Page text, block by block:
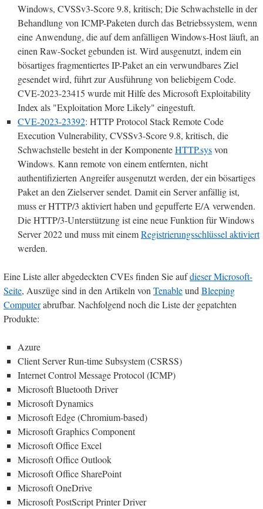
Windows, CVSSv3-Score 9.8, kritisch; Die Schwachstelle in der
Behandlung von ICMP-Paketen durch das Betriebssystem, wenn
eine Anwendung, die auf dem anfälligen Windows-Host läuft, an
einen Raw-Socket gebunden ist. Wird ausgenutzt, indem ein
bösartiges fragmentiertes IP-Paket an ein verwundbares Ziel
gesendet wird, führt zur Ausführung von beliebigem Code.
CVE-2023-23415 wurde mit Hilfe des Microsoft Exploitability
Index als "Exploitation More Likely" eingestuft.
CVE-2023-23392: HTTP Protocol Stack Remote Code
Execution Vulnerability, CVSSv3-Score 9.8, kritisch, die
Schwachstelle besteht in der KomponenteHTTP.sysvon
Windows. Kann remote von einem entfernten, nicht
authentifizierten Angreifer ausgenutzt werden, der ein bösartiges
Paket an den Zielserver sendet. Damit ein Server anfällig ist,
muss er HTTP/3 aktiviert haben und gepufferte E/A verwenden.
Die HTTP/3-Unterstützung ist eine neue Funktion für Windows
Server 2022 und muss mit einemRegistrierungsschlüssel aktiviert
werden.
Eine Liste aller abgedeckten CVEs finden Sie aufdieser Microsoft-
Seite, Auszüge sind in den Artikeln vonTenableundBleeping
Computerabrufbar. Nachfolgend noch die Liste der gepatchten
Produkte:
Azure
Client Server Run-time Subsystem (CSRSS)
Internet Control Message Protocol (ICMP)
Microsoft Bluetooth Driver
Microsoft Dynamics
Microsoft Edge (Chromium-based)
Microsoft Graphics Component
Microsoft Office Excel
Microsoft Office Outlook
Microsoft Office SharePoint
Microsoft OneDrive
Microsoft PostScript Printer Driver